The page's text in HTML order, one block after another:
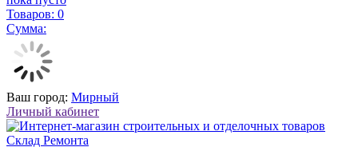
Товаров: 0
Сумма:
Ваш город: Мирный
Личный кабинет